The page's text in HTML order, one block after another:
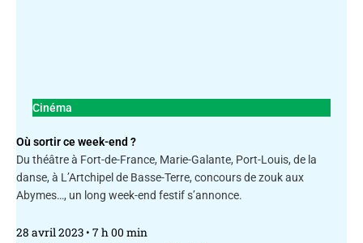
Cinéma
Où sortir ce week-end ?
Du théâtre à Fort-de-France, Marie-Galante, Port-Louis, de la
danse, à L’Artchipel de Basse-Terre, concours de zouk aux
Abymes…, un long week-end festif s’annonce.
28 avril 2023 7 h 00 min